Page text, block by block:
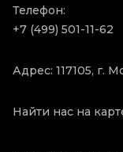
Телефон:
+7 (499) 501-11-62
Адрес: 117105, г.
Найти нас на